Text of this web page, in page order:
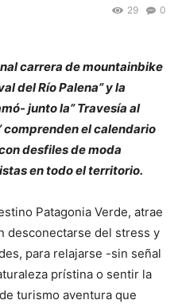
0
29
carrera de mountainbike
del Río Palena” y la
junto la” Travesía al
comprenden el calendario
desfiles de moda
en todo el territorio.
Patagonia Verde, atrae
desconectarse del stress y
para relajarse -sin señal
prístina o sentir la
turismo aventura que